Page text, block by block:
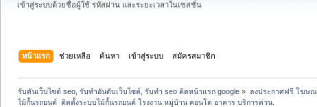
เข้าสู่ระบบด้วยชื่อผู้ใช้ รหัสผ่าน และระยะเวลาในเซสชั่น
หน้าแรก ช่วยเหลือ ค้นหา เข้าสู่ระบบ สมัครสมาชิก
รับดันเว็บไซต์ seo, รับทำอันดับเว็บไซต์, รับทำ seo ติดหน้าแรก google » ลงประกาศฟรี โฆษ
ไม้กั้นรถยนต์  ติดตั้งระบบไม้กั้นรถยนต์ โรงงาน หมู่บ้าน คอนโด อาคาร บริการด่วน.